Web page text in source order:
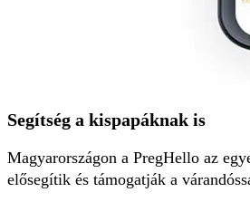
Segítség a kispapáknak is
Magyarországon a PregHello az
elősegítik és támogatják a